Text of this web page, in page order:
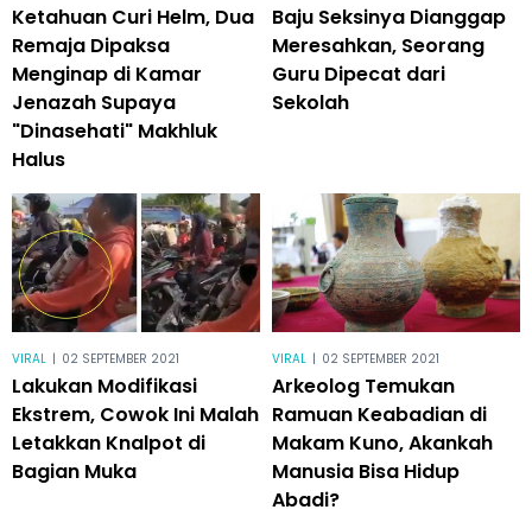
Ketahuan Curi Helm, Dua
Remaja Dipaksa
Menginap di Kamar
Jenazah Supaya
"Dinasehati" Makhluk
Halus
Baju Seksinya Dianggap
Meresahkan, Seorang
Guru Dipecat dari
Sekolah
VIRAL | 02 SEPTEMBER 2021
Lakukan Modifikasi
Ekstrem, Cowok Ini Malah
Letakkan Knalpot di
Bagian Muka
VIRAL | 02 SEPTEMBER 2021
Arkeolog Temukan
Ramuan Keabadian di
Makam Kuno, Akankah
Manusia Bisa Hidup
Abadi?